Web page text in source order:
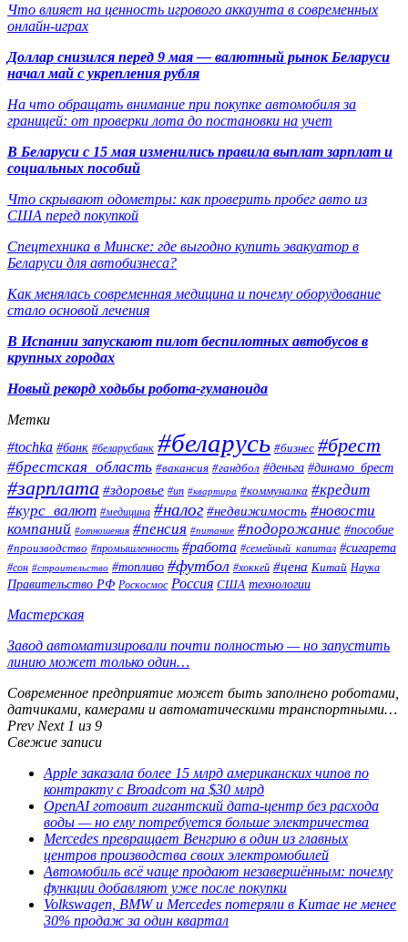
Что влияет на ценность игрового аккаунта в современных
онлайн-играх
Доллар снизился перед 9 мая — валютный рынок Беларуси
начал май с укрепления рубля
На что обращать внимание при покупке автомобиля за
границей: от проверки лота до постановки на учет
В Беларуси с 15 мая изменились правила выплат зарплат и
социальных пособий
Что скрывают одометры: как проверить пробег авто из
США перед покупкой
Спецтехника в Минске: где выгодно купить эвакуатор в
Беларуси для автобизнеса?
Как менялась современная медицина и почему оборудование
стало основой лечения
В Испании запускают пилот беспилотных автобусов в
крупных городах
Новый рекорд ходьбы робота-гуманоида
Метки
#tochka #банк #беларусбанк #беларусь #бизнес #брест
#брестская_область #вакансия #гандбол #деньга #динамо_брест
#зарплата #здоровье #ип #квартира #коммуналка #кредит
#курс_валют #медицина #налог #недвижимость #новости
компаний #отношения #пенсия #питание #подорожание #пособие
#производство #промышленность #работа #семейный_капитал #сигарета
#сон #строительство #топливо #футбол #хоккей #цена Китай Наука
Правительство РФ Роскосмос Россия США технологии
Мастерская
Завод автоматизировали почти полностью — но запустить
линию может только один…
Современное предприятие может быть заполнено роботами,
датчиками, камерами и автоматическими транспортными…
Prev Next 1 из 9
Свежие записи
Apple заказала более 15 млрд американских чипов по
контракту с Broadcom на $30 млрд
OpenAI готовит гигантский дата-центр без расхода
воды — но ему потребуется больше электричества
Mercedes превращает Венгрию в один из главных
центров производства своих электромобилей
Автомобиль всё чаще продают незавершённым: почему
функции добавляют уже после покупки
Volkswagen, BMW и Mercedes потеряли в Китае не менее
30% продаж за один квартал